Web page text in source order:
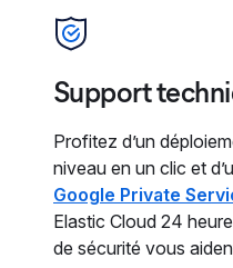
Support
Profitez d’un
niveau en un clic et
Google Private
Elastic Cloud 24
de sécurité vous